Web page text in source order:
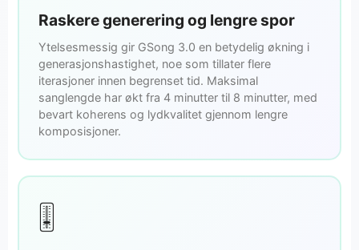
Raskere generering og lengre spor
Ytelsesmessig gir GSong 3.0 en betydelig økning i
generasjonshastighet, noe som tillater flere
iterasjoner innen begrenset tid. Maksimal
sanglengde har økt fra 4 minutter til 8 minutter, med
bevart koherens og lydkvalitet gjennom lengre
komposisjoner.
🎚️